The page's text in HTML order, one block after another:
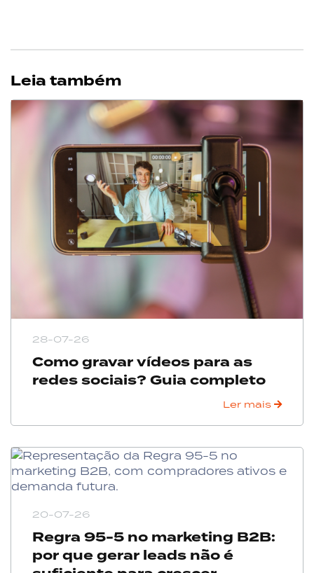
Leia também
28-07-26
Como gravar vídeos para as
redes sociais? Guia completo
Ler mais
20-07-26
Regra 95-5 no marketing B2B:
por que gerar leads não é